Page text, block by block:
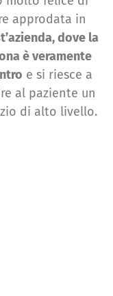
approdata in
dove la
è veramente
e si riesce a
al paziente un
di alto livello.